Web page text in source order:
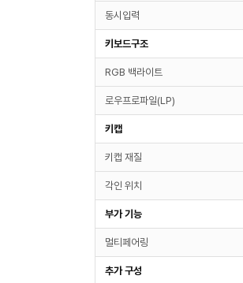
동시입력
키보드구조
RGB 백라이트
로우프로파일(LP)
키캡
키캡 재질
각인 위치
부가 기능
멀티페어링
추가 구성